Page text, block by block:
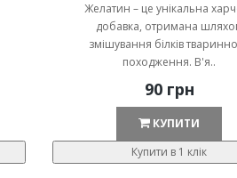
Желатин – це унікальна
добавка, отримана
змішування білків
походження. В'я..
90 грн
КУПИТИ
Купити в 1 клік